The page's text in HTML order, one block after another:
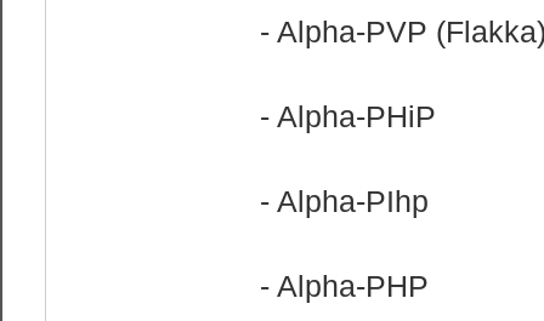
- Alpha-PVP
- Alpha-PHiP
- Alpha-PIhp
- Alpha-PHP